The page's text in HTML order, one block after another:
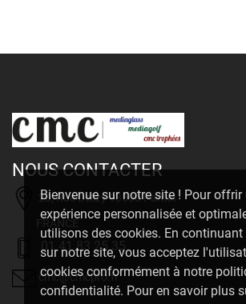
Bienvenue sur notre site ! Pour offrir
expérience personnalisée et
utilisons des cookies. En
sur notre site, vous acceptez
cookies conformément à notre
confidentialité. Pour en savoir plus
NOUS CONTACTER
20, Rue Delizy 93500 Pantin
FRANCE
01 41 83 25 35
cmc@cmcpro.fr